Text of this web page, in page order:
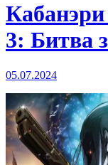
3: Битва
05.07.2024